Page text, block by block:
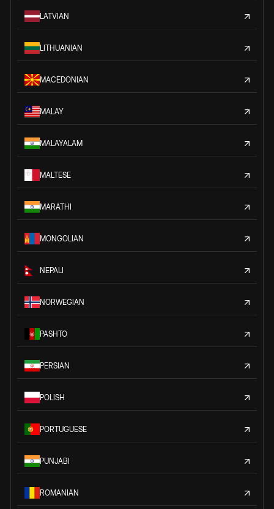
LATVIAN
LITHUANIAN
MACEDONIAN
MALAY
MALAYALAM
MALTESE
MARATHI
MONGOLIAN
NEPALI
NORWEGIAN
PASHTO
PERSIAN
POLISH
PORTUGUESE
PUNJABI
ROMANIAN